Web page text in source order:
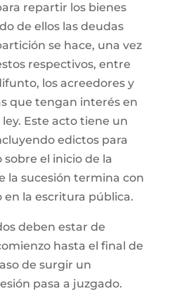
repartir los bienes
de ellos las deudas
se hace, una vez
respectivos, entre
los acreedores y
que tengan interés en
Este acto tiene un
edictos para
el inicio de la
la sucesión termina con
la escritura pública.
deben estar de
hasta el final de
de surgir un
pasa a juzgado.